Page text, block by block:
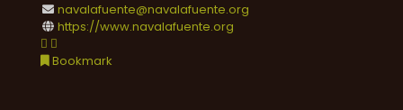
navalafuente@navalafuente.org
https://www.navalafuente.org
Bookmark